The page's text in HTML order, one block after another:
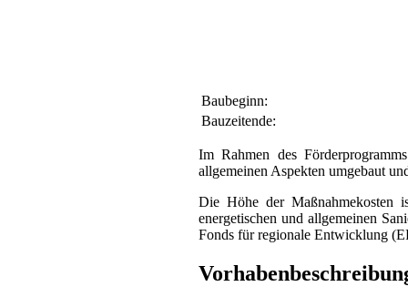
Baubeginn:
Bauzeitende:
Im Rahmen des
allgemeinen Aspekten umgebaut
Die Höhe der Maßnahmekosten
energetischen und allgemeinen
Fonds für regionale Entwicklung